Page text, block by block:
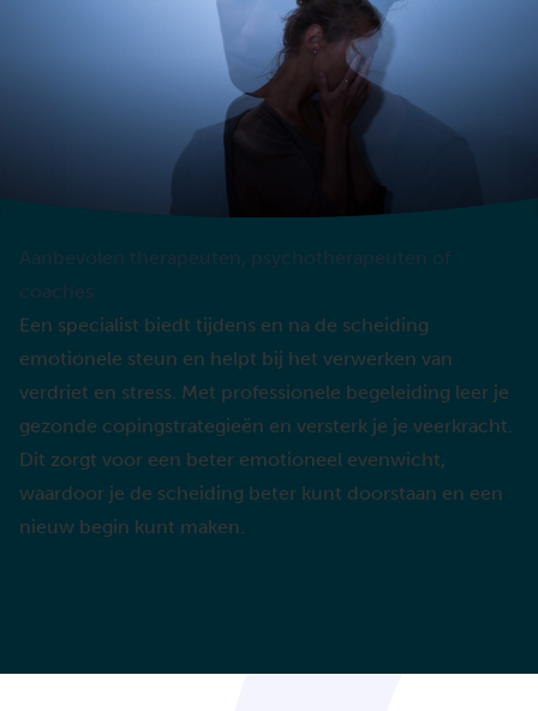
Aanbevolen therapeuten, psychotherapeuten of
coaches
Een specialist biedt tijdens en na de scheiding
emotionele steun en helpt bij het verwerken van
verdriet en stress. Met professionele begeleiding leer je
gezonde copingstrategieën en versterk je je veerkracht.
Dit zorgt voor een beter emotioneel evenwicht,
waardoor je de scheiding beter kunt doorstaan en een
nieuw begin kunt maken.